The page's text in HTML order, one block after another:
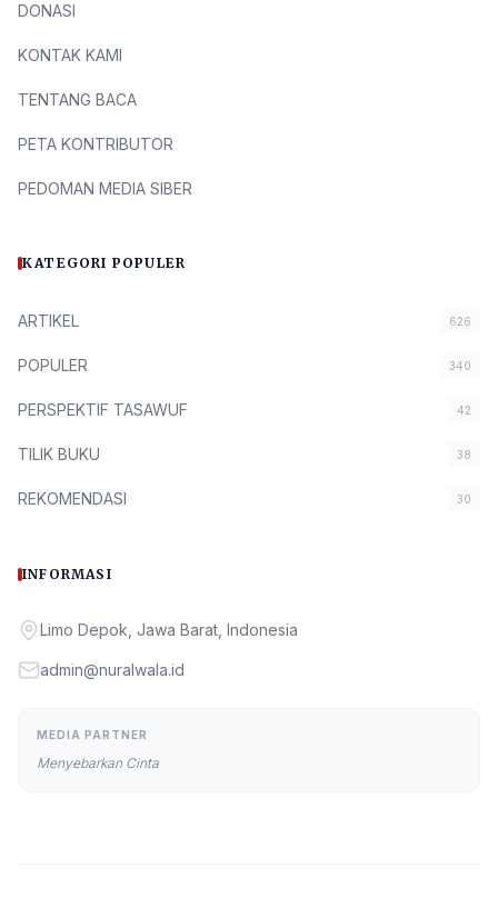
DONASI
KONTAK KAMI
TENTANG BACA
PETA KONTRIBUTOR
PEDOMAN MEDIA SIBER
KATEGORI POPULER
ARTIKEL 626
POPULER 340
PERSPEKTIF TASAWUF 42
TILIK BUKU 38
REKOMENDASI 30
INFORMASI
Limo Depok, Jawa Barat, Indonesia
admin@nuralwala.id
MEDIA PARTNER
Menyebarkan Cinta